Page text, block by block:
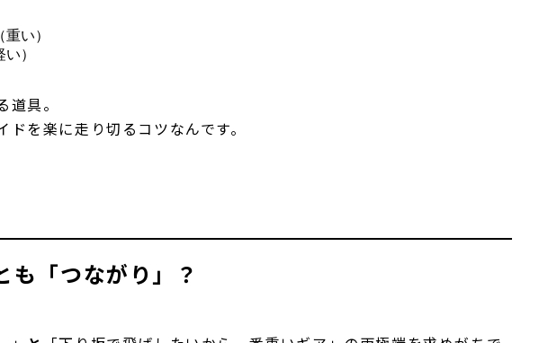
い）
）
具。
を楽に走り切るコツなんです。
も「つながり」？